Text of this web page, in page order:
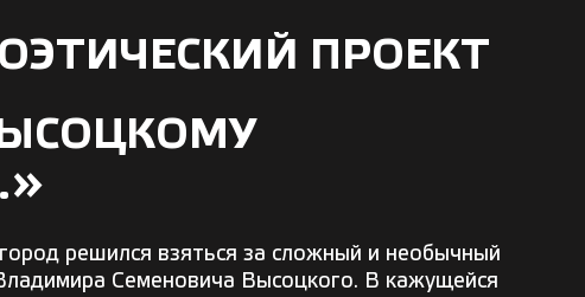
ПРОЕКТ
решился взяться за сложный и необычный
Семеновича Высоцкого. В кажущейся